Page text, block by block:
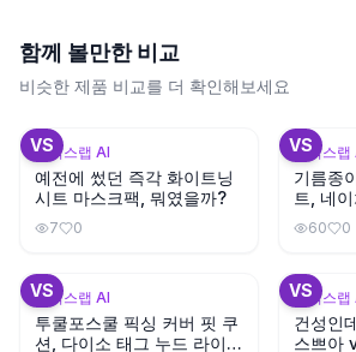
함께 볼만한 비교
비슷한 제품 비교를 더 확인해보세요
VS
뷰틱스랩 AI
예전에 썼던 즉각 화이트닝
시트 마스크팩, 뭐였을까?
7 0
VS
뷰틱스랩
기름종
트, 네
체템은?
60 0
VS
뷰틱스랩 AI
투쿨포스쿨 픽싱 커버 핏 쿠
션, 다이소 태그 누드 라이트
VS
뷰틱스랩
건성인
스쁘아